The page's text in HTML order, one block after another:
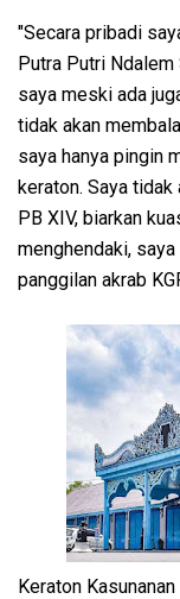
"Secara pribadi
Putra Putri Ndalem
saya meski ada
tidak akan
saya hanya pingin
keraton. Saya
PB XIV, biarkan
menghendaki,
panggilan akrab
Keraton